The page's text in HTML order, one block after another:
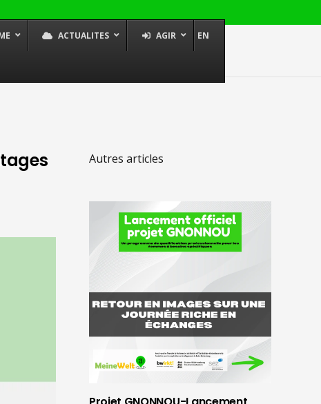
ACTUALITES
Diallo.
AGIR EN
Autres articles